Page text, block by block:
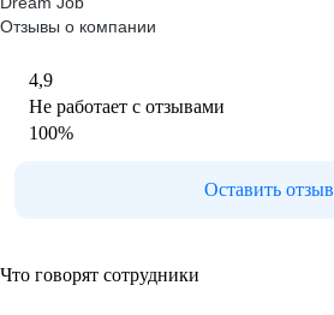
Отзывы о компании
4,9
Не работает с отзывами
100%
Оставить отзыв
Что говорят сотрудники